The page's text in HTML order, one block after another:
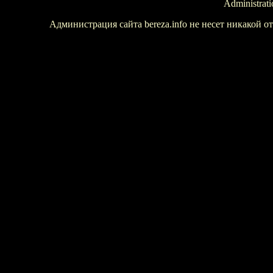
Администрация сайта bereza.info не несет никакой